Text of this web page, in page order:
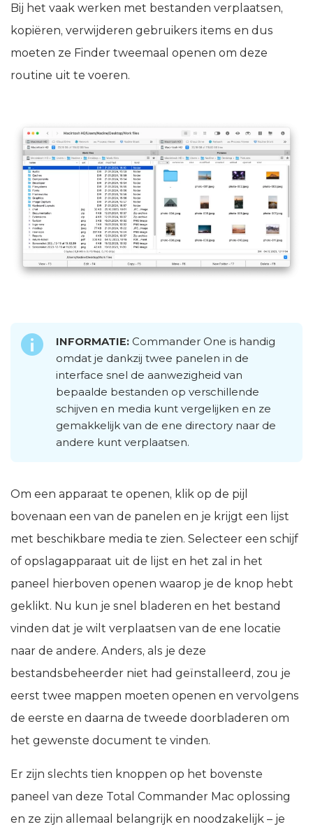
Bij het vaak werken met bestanden verplaatsen,
kopiëren, verwijderen gebruikers items en dus
moeten ze Finder tweemaal openen om deze
routine uit te voeren.
INFORMATIE: Commander One is handig
omdat je dankzij twee panelen in de
interface snel de aanwezigheid van
bepaalde bestanden op verschillende
schijven en media kunt vergelijken en ze
gemakkelijk van de ene directory naar de
andere kunt verplaatsen.
Om een apparaat te openen, klik op de pijl
bovenaan een van de panelen en je krijgt een lijst
met beschikbare media te zien. Selecteer een schijf
of opslagapparaat uit de lijst en het zal in het
paneel hierboven openen waarop je de knop hebt
geklikt. Nu kun je snel bladeren en het bestand
vinden dat je wilt verplaatsen van de ene locatie
naar de andere. Anders, als je deze
bestandsbeheerder niet had geïnstalleerd, zou je
eerst twee mappen moeten openen en vervolgens
de eerste en daarna de tweede doorbladeren om
het gewenste document te vinden.
Er zijn slechts tien knoppen op het bovenste
paneel van deze Total Commander Mac oplossing
en ze zijn allemaal belangrijk en noodzakelijk – je